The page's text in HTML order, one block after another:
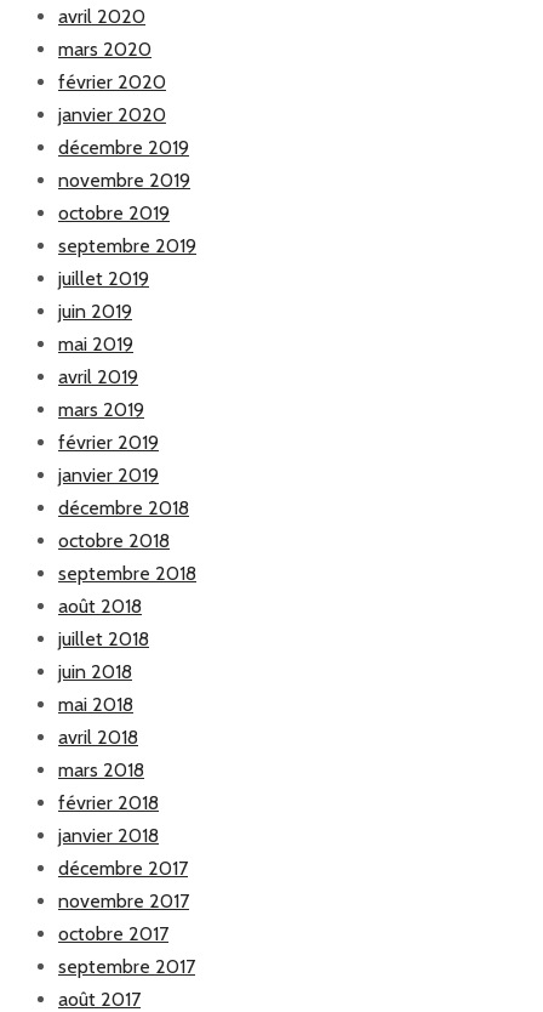
avril 2020
mars 2020
février 2020
janvier 2020
décembre 2019
novembre 2019
octobre 2019
septembre 2019
juillet 2019
juin 2019
mai 2019
avril 2019
mars 2019
février 2019
janvier 2019
décembre 2018
octobre 2018
septembre 2018
août 2018
juillet 2018
juin 2018
mai 2018
avril 2018
mars 2018
février 2018
janvier 2018
décembre 2017
novembre 2017
octobre 2017
septembre 2017
août 2017